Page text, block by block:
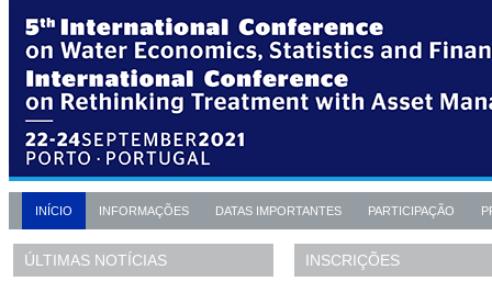
INÍCIO INFORMAÇÕES DATAS IMPORTANTES PARTICIPAÇÃO
ÚLTIMAS NOTÍCIAS INSCRIÇÕES